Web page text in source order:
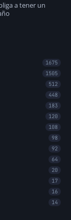
a tener un
1675
1505
512
448
183
120
108
98
92
64
20
17
16
14